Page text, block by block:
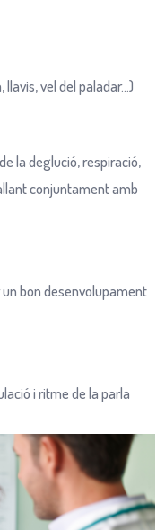
vel del paladar...)
la deglució, respiració,
conjuntament amb
bon desenvolupament
i ritme de la parla